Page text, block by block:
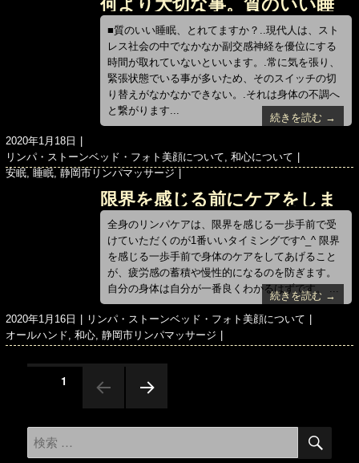
何より大切な事。質のいい睡
眠をZzz
■質のいい睡眠、とれてますか？..現代人は、スト
レス社会の中でなかなか副交感神経を優位にする
時間が取れていないといいます。.常に気を張り、
緊張状態でいる事が多いため、そのスイッチの切
り替えがなかなかできない。.それは身体の不調へ
と繋がります...
続きを読む →
投
稿
日:
2020年1月18日
カ
テ
リンパ・ストーンベッド・フォト美顔について, 和心について
タ
安眠, 睡眠, 静岡市リンパマッサージ
限界を感じる前にケアをしま
しょう！
全身のリンパケアは、限界を感じる一歩手前で受
けていただくのが1番いいタイミングです^_^ 限界
を感じる一歩手前で身体のケアをしてあげること
が、疲労感の蓄積や慢性的になるのを防ぎます。
自分の身体は自分が一番良くわかるはずです。 ...
続きを読む →
投
稿
2020年1月16日
カ
テ
リ
リンパ・ストーンベッド・フォト美顔について
タ
オールハンド, 和心, 静岡市リンパマッサージ
ゲ
ー
ページ1
ージ
索
検